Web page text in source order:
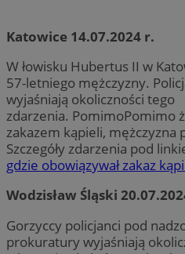
Katowice 14.07.2024 r.
W łowisku Hubertus II w
57-letniego mężczyzny.
wyjaśniają okoliczności tego
zdarzenia. PomimoPomimo
zakazem kąpieli, mężczyzna
Szczegóły zdarzenia pod
gdzie obowiązywał zakaz
Wodzisław Śląski
Gorzyccy policjanci pod
prokuratury wyjaśniają